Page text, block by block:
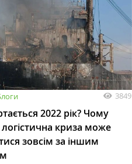
3849
2022 рік? Чому
криза може
зовсім за іншим